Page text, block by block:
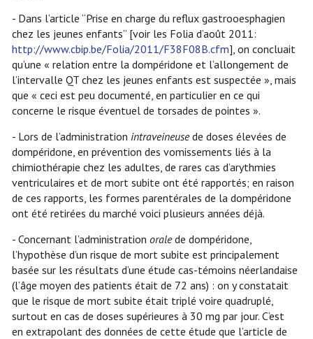
- Dans l’article “Prise en charge du reflux gastrooesphagien
chez les jeunes enfants” [voir les Folia d’août 2011:
http://www.cbip.be/Folia/2011/F38F08B.cfm], on concluait
qu’une « relation entre la dompéridone et l’allongement de
l’intervalle QT chez les jeunes enfants est suspectée », mais
que « ceci est peu documenté, en particulier en ce qui
concerne le risque éventuel de torsades de pointes ».
- Lors de l’administration intraveineusede doses élevées de
dompéridone, en prévention des vomissements liés à la
chimiothérapie chez les adultes, de rares cas d’arythmies
ventriculaires et de mort subite ont été rapportés; en raison
de ces rapports, les formes parentérales de la dompéridone
ont été retirées du marché voici plusieurs années déjà.
- Concernant l’administration oralede dompéridone,
l’hypothèse d’un risque de mort subite est principalement
basée sur les résultats d’une étude cas-témoins néerlandaise
(l’âge moyen des patients était de 72 ans) : on y constatait
que le risque de mort subite était triplé voire quadruplé,
surtout en cas de doses supérieures à 30 mg par jour. C’est
en extrapolant des données de cette étude que l’article de